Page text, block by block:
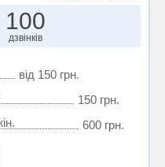
100
дзвінків
від 150 грн.
150 грн.
600 грн.